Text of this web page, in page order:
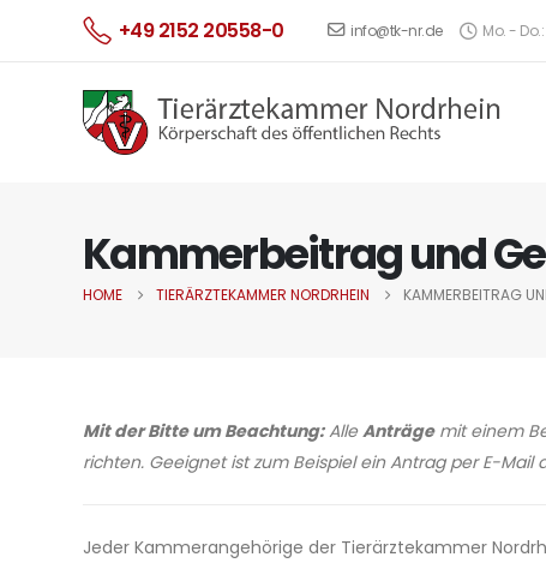
+49 2152 20558-0 info@tk-nr.de Mo. -
Kammerbeitrag und
HOME TIERÄRZTEKAMMER NORDRHEIN KAMMERBEITRAG
Mit der Bitte um Beachtung:AlleAnträgemit einem
richten. Geeignet ist zum Beispiel ein Antrag per E-Mail
Jeder Kammerangehörige der Tierärztekammer